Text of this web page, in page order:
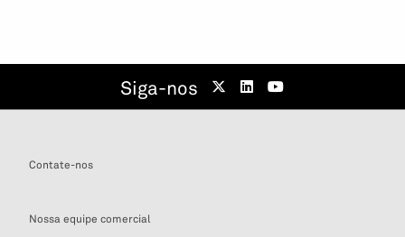
Siga-nos
Contate-nos
Nossa equipe comercial